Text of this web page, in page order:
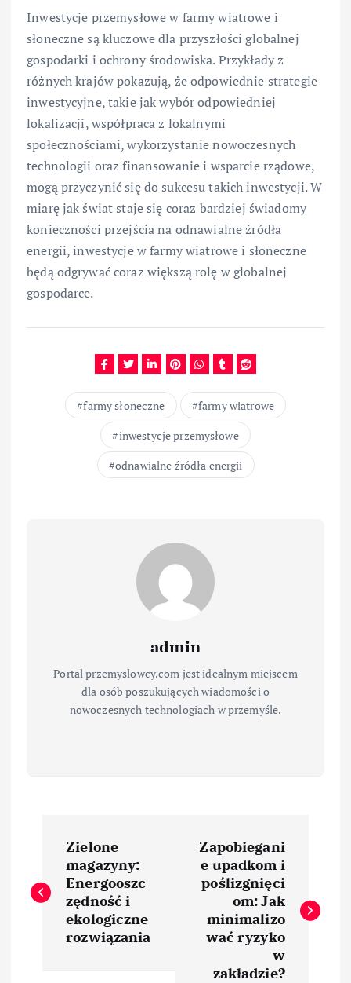
Inwestycje przemysłowe w farmy wiatrowe i
słoneczne są kluczowe dla przyszłości globalnej
gospodarki i ochrony środowiska. Przykłady z
różnych krajów pokazują, że odpowiednie strategie
inwestycyjne, takie jak wybór odpowiedniej
lokalizacji, współpraca z lokalnymi
społecznościami, wykorzystanie nowoczesnych
technologii oraz finansowanie i wsparcie rządowe,
mogą przyczynić się do sukcesu takich inwestycji. W
miarę jak świat staje się coraz bardziej świadomy
konieczności przejścia na odnawialne źródła
energii, inwestycje w farmy wiatrowe i słoneczne
będą odgrywać coraz większą rolę w globalnej
gospodarce.
farmy słoneczne
farmy wiatrowe
inwestycje przemysłowe
odnawialne źródła energii
admin
Portal przemyslowcy.com jest idealnym miejscem
dla osób poszukujących wiadomości o
nowoczesnych technologiach w przemyśle.
a
w
Zielone
magazyny:
Energooszc
zędność i
ekologiczne
rozwiązania
Zapobiegani
e upadkom i
poślizgnięci
om: Jak
minimalizo
wać ryzyko
w
zakładzie?